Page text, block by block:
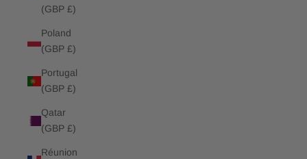
(GBP £)
Poland
(GBP £)
Portugal
(GBP £)
Qatar
(GBP £)
Réunion